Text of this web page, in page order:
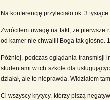
Na konferencję przyleciało ok. 3
Zwróciłem uwagę na fakt, że pierwsze
od kamer nie chwalili Boga tak głośno.
Później, podczas oglądania transmisji
studentami w ich szkole dla
działał, ale to nieprawda. Widziałem
Ci wszyscy krytycy, którzy piszą